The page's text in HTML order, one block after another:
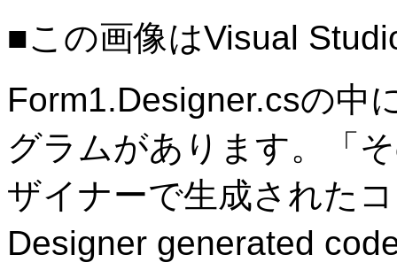
■この画像はVisual
Form1.Designer.csの中
グラムがあります。「
ザイナーで生成された
Designer generated